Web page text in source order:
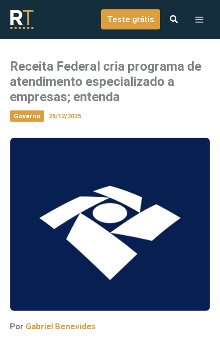
conteúdo
Teste grátis
Receita Federal cria programa de
atendimento especializado a
empresas; entenda
Governo 26/12/2025
Por Gabriel Benevides